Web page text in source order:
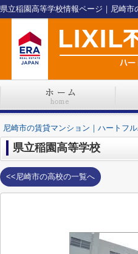
県立稲園高等学校情報ページ｜尼崎
尼崎市の賃貸マンション｜ハートフ
県立稲園高等学校
<<尼崎市の高校の一覧へ